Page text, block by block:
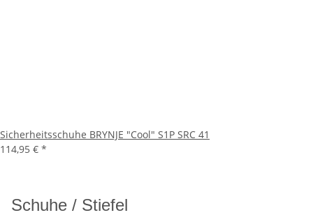
Sicherheitsschuhe BRYNJE "Cool" S1P SRC 41
114,95 € *
Schuhe / Stiefel